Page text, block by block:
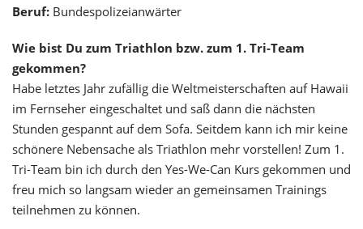
Beruf: Bundespolizeianwärter
Wie bist Du zum Triathlon bzw. zum 1. Tri-Team
gekommen?
Habe letztes Jahr zufällig die Weltmeisterschaften auf Hawaii
im Fernseher eingeschaltet und saß dann die nächsten
Stunden gespannt auf dem Sofa. Seitdem kann ich mir keine
schönere Nebensache als Triathlon mehr vorstellen! Zum 1.
Tri-Team bin ich durch den Yes-We-Can Kurs gekommen und
freu mich so langsam wieder an gemeinsamen Trainings
teilnehmen zu können.